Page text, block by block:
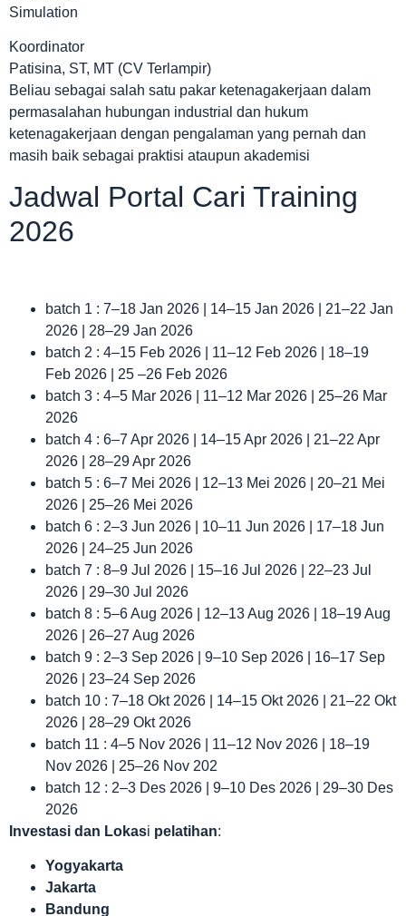
Simulation
Koordinator
Patisina, ST, MT (CV Terlampir)
Beliau sebagai salah satu pakar ketenagakerjaan dalam
permasalahan hubungan industrial dan hukum
ketenagakerjaan dengan pengalaman yang pernah dan
masih baik sebagai praktisi ataupun akademisi
Jadwal Portal Cari Training
2026
batch 1 : 7–18 Jan 2026 | 14–15 Jan 2026 | 21–22 Jan
2026 | 28–29 Jan 2026
batch 2 : 4–15 Feb 2026 | 11–12 Feb 2026 | 18–19
Feb 2026 | 25 –26 Feb 2026
batch 3 : 4–5 Mar 2026 | 11–12 Mar 2026 | 25–26 Mar
2026
batch 4 : 6–7 Apr 2026 | 14–15 Apr 2026 | 21–22 Apr
2026 | 28–29 Apr 2026
batch 5 : 6–7 Mei 2026 | 12–13 Mei 2026 | 20–21 Mei
2026 | 25–26 Mei 2026
batch 6 : 2–3 Jun 2026 | 10–11 Jun 2026 | 17–18 Jun
2026 | 24–25 Jun 2026
batch 7 : 8–9 Jul 2026 | 15–16 Jul 2026 | 22–23 Jul
2026 | 29–30 Jul 2026
batch 8 : 5–6 Aug 2026 | 12–13 Aug 2026 | 18–19 Aug
2026 | 26–27 Aug 2026
batch 9 : 2–3 Sep 2026 | 9–10 Sep 2026 | 16–17 Sep
2026 | 23–24 Sep 2026
batch 10 : 7–18 Okt 2026 | 14–15 Okt 2026 | 21–22 Okt
2026 | 28–29 Okt 2026
batch 11 : 4–5 Nov 2026 | 11–12 Nov 2026 | 18–19
Nov 2026 | 25–26 Nov 202
batch 12 : 2–3 Des 2026 | 9–10 Des 2026 | 29–30 Des
2026
Investasi dan Lokasi pelatihan:
Yogyakarta
Jakarta
Bandung